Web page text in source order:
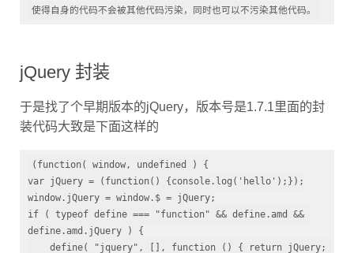
jQuery 封装
于是找了个早期版本的jQuery，版本号是1.7.1里面的封
装代码大致是下面这样的
(function( window, undefined ) {
var jQuery = (function() {console.log('hello');});
window.jQuery = window.$ = jQuery;
if ( typeof define === "function" && define.amd &&
define.amd.jQuery ) {